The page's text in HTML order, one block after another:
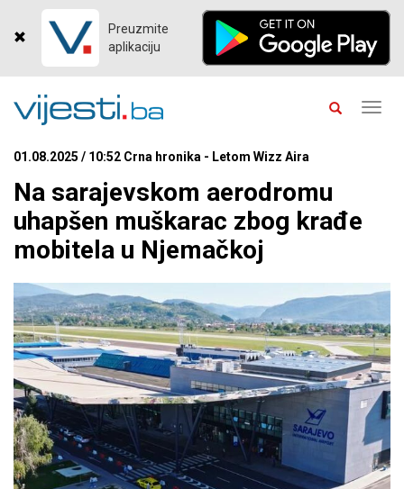
Preuzmite
aplikaciju
01.08.2025 / 10:52 Crna hronika - Letom Wizz Aira
Na sarajevskom aerodromu
uhapšen muškarac zbog krađe
mobitela u Njemačkoj